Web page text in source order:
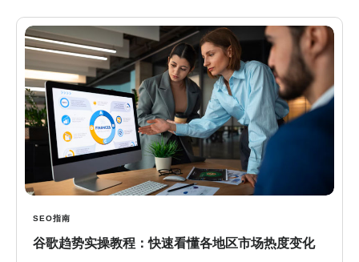
SEO指南
谷歌趋势实操教程：快速看懂各地区市场热度变化